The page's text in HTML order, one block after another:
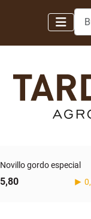
Novillo gordo especial
5,80